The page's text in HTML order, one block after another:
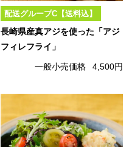
配送グループC【送料込】
長崎県産真アジを使った「アジ
フィレフライ」
一般小売価格 4,500円